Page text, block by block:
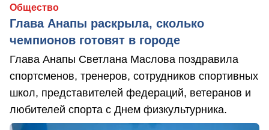
Общество
Глава Анапы раскрыла, сколько
чемпионов готовят в городе
Глава Анапы Светлана Маслова поздравила
спортсменов, тренеров, сотрудников спортивных
школ, представителей федераций, ветеранов и
любителей спорта с Днем физкультурника.